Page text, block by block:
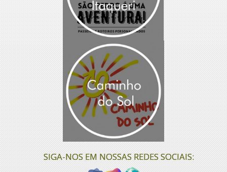
SIGA-NOS EM NOSSAS REDES SOCIAIS: